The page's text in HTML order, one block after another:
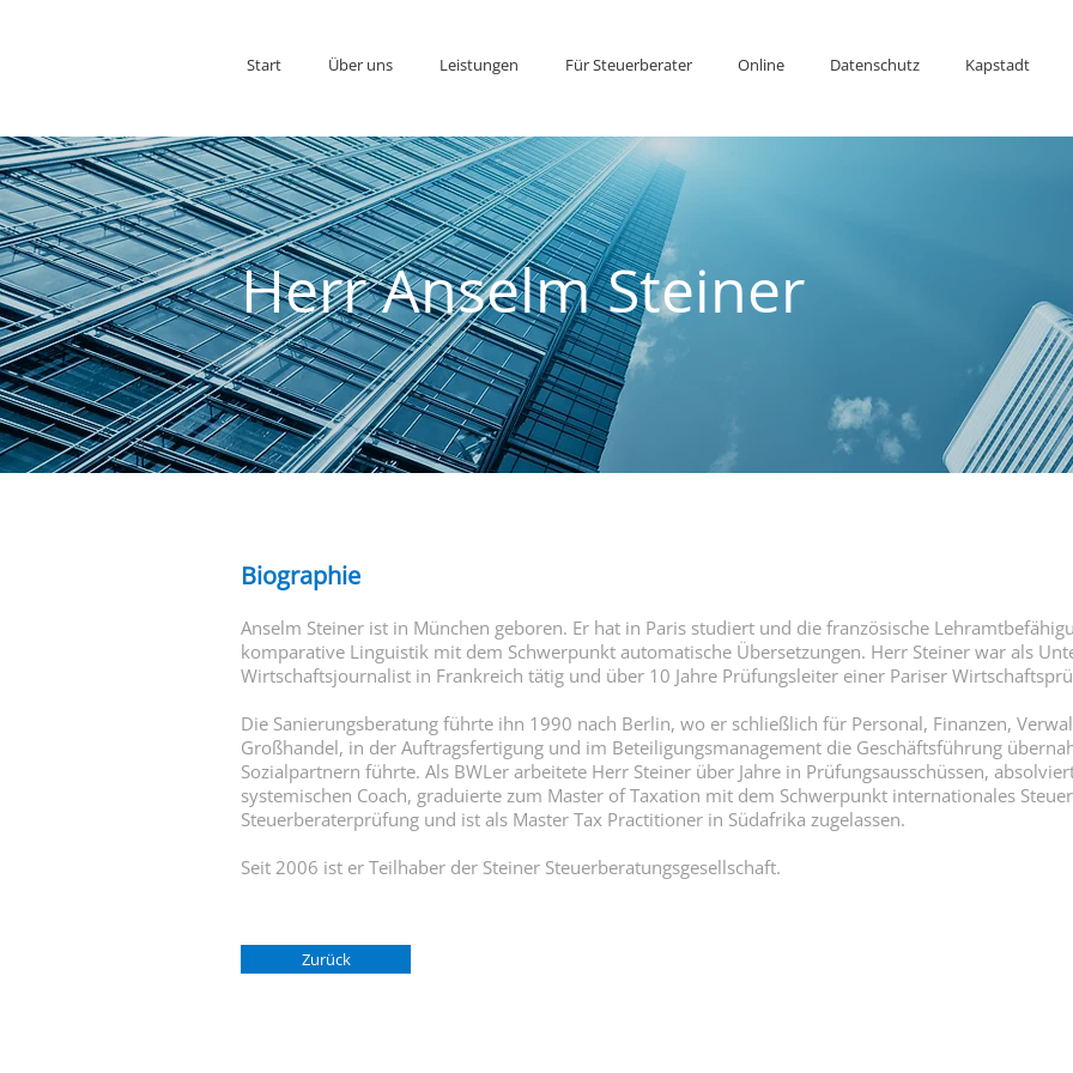
Start Über uns Leistungen Für Steuerberater Online Datenschutz Kapstadt
Herr Anselm Steiner
Biographie
Anselm Steiner ist in München geboren. Er hat in Paris studiert und die französische
komparative Linguistik mit dem Schwerpunkt automatische Übersetzungen. Herr Steiner war als
Wirtschaftsjournalist in Frankreich tätig und über 10 Jahre Prüfungsleiter einer Pariser
Die Sanierungsberatung führte ihn 1990 nach Berlin, wo er schließlich für Personal, Finanzen,
Großhandel, in der Auftragsfertigung und im Beteiligungsmanagement die Geschäftsführung
Sozialpartnern führte. Als BWLer arbeitete Herr Steiner über Jahre in Prüfungsausschüssen,
systemischen Coach, graduierte zum Master of Taxation mit dem Schwerpunkt internationales
Steuerberaterprüfung und ist als Master Tax Practitioner in Südafrika zugelassen.
Seit 2006 ist er Teilhaber der Steiner Steuerberatungsgesellschaft.
Zurück